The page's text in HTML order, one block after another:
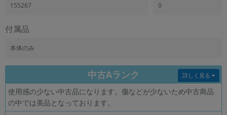
155267 0
付属品
本体のみ
中古Aランク
使用感の少ない中古品になります。傷などが少ないため中古商品
の中では美品となっております。
詳しく見る
ランク
「新品」「未使用」「中古」など
CPU
OSの絞り込み
メモリ